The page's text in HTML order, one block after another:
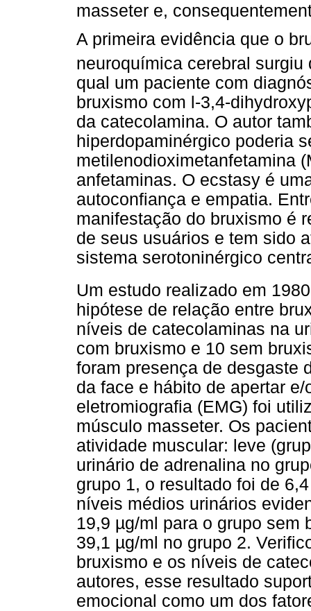
masseter e,
A primeira evidência que o
neuroquímica cerebral
qual um paciente com
bruxismo com l-3,4-
da catecolamina. O autor
hiperdopaminérgico poderia
metilenodioximetanfetamina
anfetaminas. O ecstasy é
autoconfiança e empatia.
manifestação do bruxismo é
de seus usuários e tem sido
sistema serotoninérgico
Um estudo realizado em
hipótese de relação entre
níveis de catecolaminas na
com bruxismo e 10 sem
foram presença de desgaste
da face e hábito de apertar
eletromiografia (EMG) foi
músculo masseter. Os
atividade muscular: leve
urinário de adrenalina no
grupo 1, o resultado foi de
níveis médios urinários
19,9 µg/ml para o grupo sem
39,1 µg/ml no grupo 2.
bruxismo e os níveis de
autores, esse resultado
emocional como um dos